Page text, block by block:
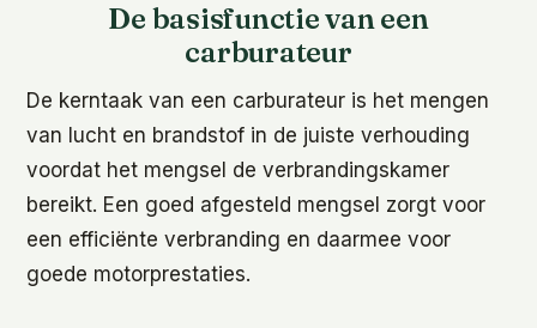
De basisfunctie van een
carburateur
De kerntaak van een carburateur is het mengen
van lucht en brandstof in de juiste verhouding
voordat het mengsel de verbrandingskamer
bereikt. Een goed afgesteld mengsel zorgt voor
een efficiënte verbranding en daarmee voor
goede motorprestaties.